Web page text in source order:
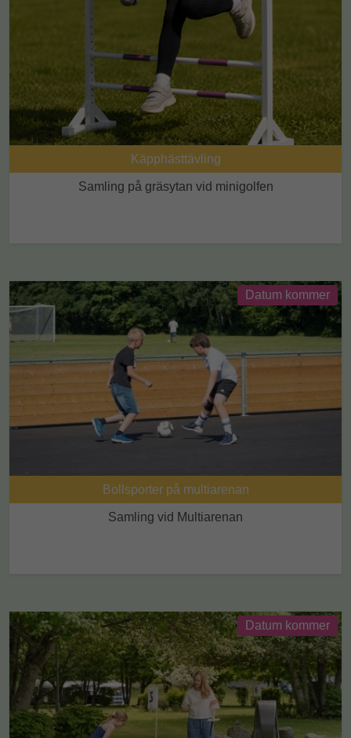
Käpphästtävling
Samling på gräsytan vid minigolfen
Datum kommer
Bollsporter på multiarenan
Samling vid Multiarenan
Datum kommer